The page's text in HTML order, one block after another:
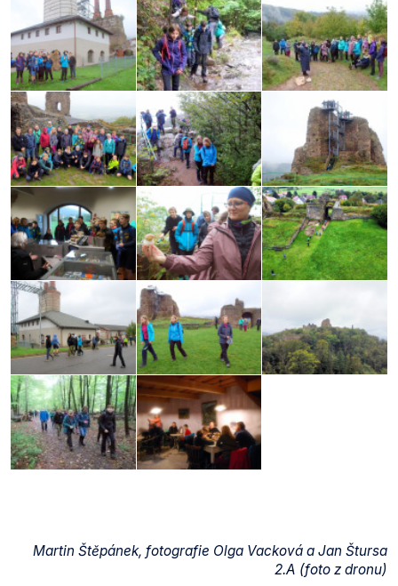
Martin Štěpánek, fotografie Olga Vacková a Jan Štursa
2.A (foto z dronu)